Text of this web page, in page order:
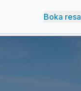
Boka resa